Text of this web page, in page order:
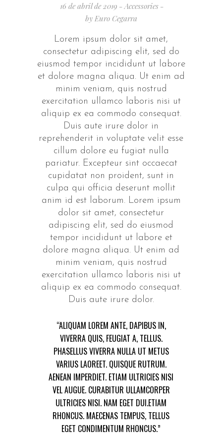
16 de abril de 2019
Accessories
by Euro Cegarra
Lorem ipsum dolor sit amet,
consectetur adipiscing elit, sed do
eiusmod tempor incididunt ut labore
et dolore magna aliqua. Ut enim ad
minim veniam, quis nostrud
exercitation ullamco laboris nisi ut
aliquip ex ea commodo consequat.
Duis aute irure dolor in
reprehenderit in voluptate velit esse
cillum dolore eu fugiat nulla
pariatur. Excepteur sint occaecat
cupidatat non proident, sunt in
culpa qui officia deserunt mollit
anim id est laborum. Lorem ipsum
dolor sit amet, consectetur
adipiscing elit, sed do eiusmod
tempor incididunt ut labore et
dolore magna aliqua. Ut enim ad
minim veniam, quis nostrud
exercitation ullamco laboris nisi ut
aliquip ex ea commodo consequat.
Duis aute irure dolor.
“ALIQUAM LOREM ANTE, DAPIBUS IN,
VIVERRA QUIS, FEUGIAT A, TELLUS.
PHASELLUS VIVERRA NULLA UT METUS
VARIUS LAOREET. QUISQUE RUTRUM.
AENEAN IMPERDIET. ETIAM ULTRICIES NISI
VEL AUGUE. CURABITUR ULLAMCORPER
ULTRICIES NISI. NAM EGET DUI.ETIAM
RHONCUS. MAECENAS TEMPUS, TELLUS
EGET CONDIMENTUM RHONCUS.”